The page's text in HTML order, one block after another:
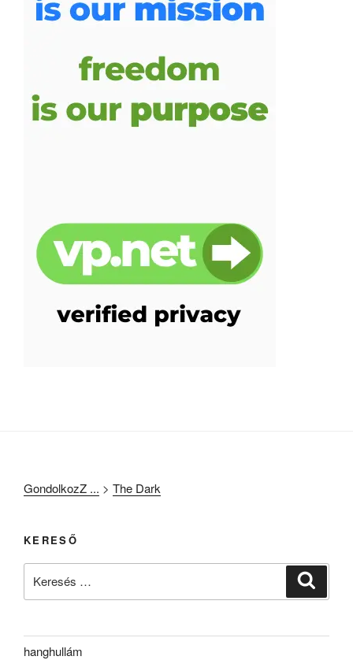
GondolkozZ ... > The Dark
KERESŐ
hanghullám